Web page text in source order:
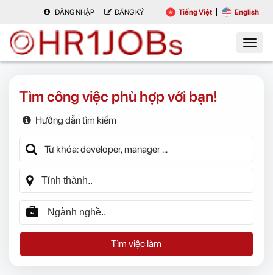
ĐĂNG NHẬP ĐĂNG KÝ Tiếng Việt English
Tìm công việc phù hợp với bạn!
Hướng dẫn tìm kiếm
Tìm việc làm